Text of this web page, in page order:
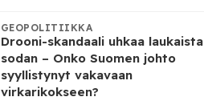
GEOPOLITIIKKA
Drooni-skandaali uhkaa laukaista
sodan – Onko Suomen johto
syyllistynyt vakavaan
virkarikokseen?